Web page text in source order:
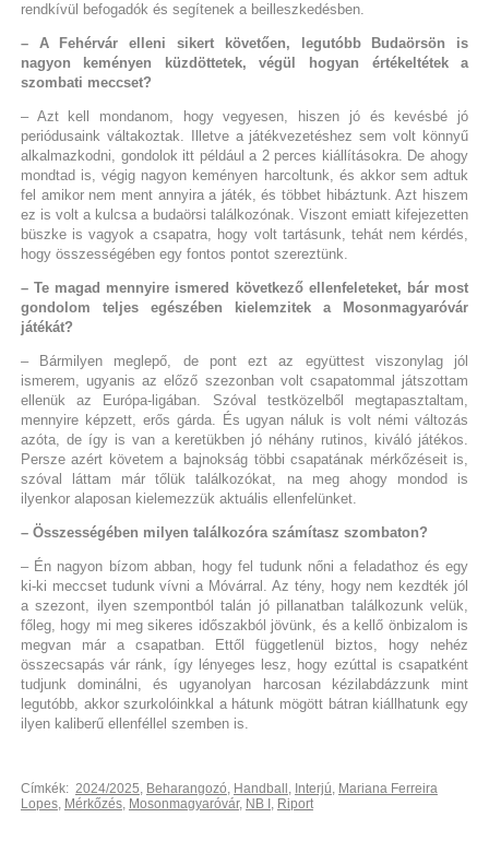
rendkívül befogadók és segítenek a beilleszkedésben.
– A Fehérvár elleni sikert követően, legutóbb Budaörsön is
nagyon keményen küzdöttetek, végül hogyan értékeltétek a
szombati meccset?
– Azt kell mondanom, hogy vegyesen, hiszen jó és kevésbé jó
periódusaink váltakoztak. Illetve a játékvezetéshez sem volt könnyű
alkalmazkodni, gondolok itt például a 2 perces kiállításokra. De ahogy
mondtad is, végig nagyon keményen harcoltunk, és akkor sem adtuk
fel amikor nem ment annyira a játék, és többet hibáztunk. Azt hiszem
ez is volt a kulcsa a budaörsi találkozónak. Viszont emiatt kifejezetten
büszke is vagyok a csapatra, hogy volt tartásunk, tehát nem kérdés,
hogy összességében egy fontos pontot szereztünk.
– Te magad mennyire ismered következő ellenfeleteket, bár most
gondolom teljes egészében kielemzitek a Mosonmagyaróvár
játékát?
– Bármilyen meglepő, de pont ezt az együttest viszonylag jól
ismerem, ugyanis az előző szezonban volt csapatommal játszottam
ellenük az Európa-ligában. Szóval testközelből megtapasztaltam,
mennyire képzett, erős gárda. És ugyan náluk is volt némi változás
azóta, de így is van a keretükben jó néhány rutinos, kiváló játékos.
Persze azért követem a bajnokság többi csapatának mérkőzéseit is,
szóval láttam már tőlük találkozókat, na meg ahogy mondod is
ilyenkor alaposan kielemezzük aktuális ellenfelünket.
– Összességében milyen találkozóra számítasz szombaton?
– Én nagyon bízom abban, hogy fel tudunk nőni a feladathoz és egy
ki-ki meccset tudunk vívni a Móvárral. Az tény, hogy nem kezdték jól
a szezont, ilyen szempontból talán jó pillanatban találkozunk velük,
főleg, hogy mi meg sikeres időszakból jövünk, és a kellő önbizalom is
megvan már a csapatban. Ettől függetlenül biztos, hogy nehéz
összecsapás vár ránk, így lényeges lesz, hogy ezúttal is csapatként
tudjunk dominálni, és ugyanolyan harcosan kézilabdázzunk mint
legutóbb, akkor szurkolóinkkal a hátunk mögött bátran kiállhatunk egy
ilyen kaliberű ellenféllel szemben is.
Címkék: 2024/2025, Beharangozó, Handball , Interjú, Mariana Ferreira
Lopes, Mérkőzés, Mosonmagyaróvár, NB I , Riport